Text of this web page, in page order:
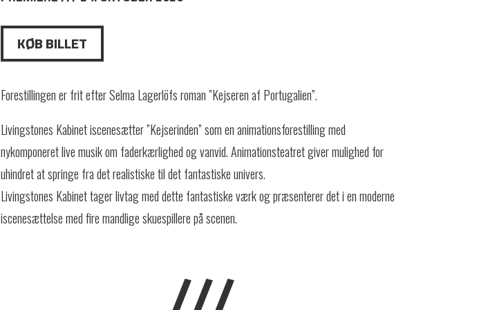
KØB BILLET
Forestillingen er frit efter Selma Lagerlöfs roman ”Kejseren af Portugalien”.
Livingstones Kabinet iscenesætter ”Kejserinden” som en animationsforestilling med
nykomponeret live musik om faderkærlighed og vanvid. Animationsteatret giver mulighed for
uhindret at springe fra det realistiske til det fantastiske univers.
Livingstones Kabinet tager livtag med dette fantastiske værk og præsenterer det i en moderne
iscenesættelse med fire mandlige skuespillere på scenen.